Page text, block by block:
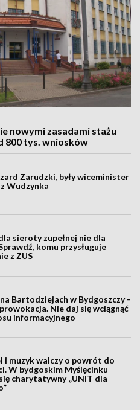
nowymi zasadami stażu
800 tys. wniosków
Zarudzki, były wiceminister
Wudzynka
sieroty zupełnej nie dla
komu przysługuje
z ZUS
Bartodziejach w Bydgoszczy -
Nie daj się wciągnąć
informacyjnego
i muzyk walczy o powrót do
W bydgoskim Myślęcinku
charytatywny „UNIT dla